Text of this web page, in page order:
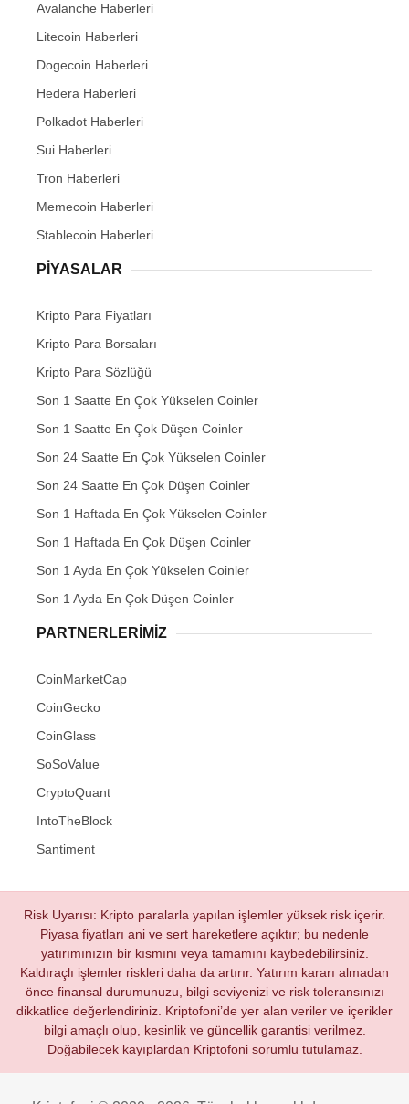
Avalanche Haberleri
Litecoin Haberleri
Dogecoin Haberleri
Hedera Haberleri
Polkadot Haberleri
Sui Haberleri
Tron Haberleri
Memecoin Haberleri
Stablecoin Haberleri
PIYASALAR
Kripto Para Fiyatları
Kripto Para Borsaları
Kripto Para Sözlüğü
Son 1 Saatte En Çok Yükselen Coinler
Son 1 Saatte En Çok Düşen Coinler
Son 24 Saatte En Çok Yükselen Coinler
Son 24 Saatte En Çok Düşen Coinler
Son 1 Haftada En Çok Yükselen Coinler
Son 1 Haftada En Çok Düşen Coinler
Son 1 Ayda En Çok Yükselen Coinler
Son 1 Ayda En Çok Düşen Coinler
PARTNERLERIMIZ
CoinMarketCap
CoinGecko
CoinGlass
SoSoValue
CryptoQuant
IntoTheBlock
Santiment
Risk Uyarısı: Kripto paralarla yapılan işlemler yüksek risk içerir.
Piyasa fiyatları ani ve sert hareketlere açıktır; bu nedenle
yatırımınızın bir kısmını veya tamamını kaybedebilirsiniz.
Kaldıraçlı işlemler riskleri daha da artırır. Yatırım kararı almadan
önce finansal durumunuzu, bilgi seviyenizi ve risk toleransınızı
dikkatlice değerlendiriniz. Kriptofoni’de yer alan veriler ve içerikler
bilgi amaçlı olup, kesinlik ve güncellik garantisi verilmez.
Doğabilecek kayıplardan Kriptofoni sorumlu tutulamaz.